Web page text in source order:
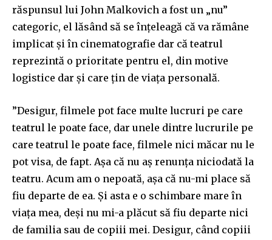
răspunsul lui John Malkovich a fost un „nu”
categoric, el lăsând să se înțeleagă că va rămâne
implicat și în cinematografie dar că teatrul
reprezintă o prioritate pentru el, din motive
logistice dar și care țin de viața personală.
”Desigur, filmele pot face multe lucruri pe care
teatrul le poate face, dar unele dintre lucrurile pe
care teatrul le poate face, filmele nici măcar nu le
pot visa, de fapt. Așa că nu aș renunța niciodată la
teatru. Acum am o nepoată, așa că nu-mi place să
fiu departe de ea. Și asta e o schimbare mare în
viața mea, deși nu mi-a plăcut să fiu departe nici
de familia sau de copiii mei. Desigur, când copiii